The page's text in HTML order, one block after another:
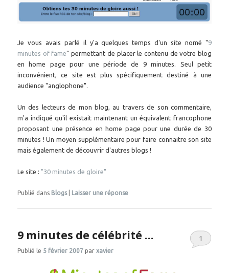
Je vous avais parlé il y'a quelques temps d'un site nomé "9
minutes of fame" permettant de placer le contenu de votre blog
en home page pour une période de 9 minutes. Seul petit
inconvénient, ce site est plus spécifiquement destiné à une
audience "anglophone".
Un des lecteurs de mon blog, au travers de son commentaire,
m'a indiqué qu'il existait maintenant un équivalent francophone
proposant une présence en home page pour une durée de 30
minutes ! Un moyen supplémentaire pour faire connaitre son site
mais également de découvrir d'autres blogs !
Le site : "30 minutes de gloire"
Publié dans Blogs Laisser une réponse
9 minutes de célébrité …
Publié le 5 février 2007 parxavier
1